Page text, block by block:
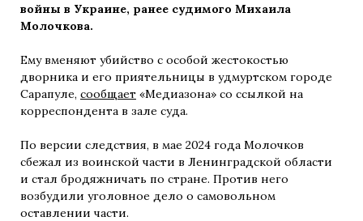
войны в Украине, ранее судимого Михаила
Молочкова.
Ему вменяют убийство с особой жестокостью
дворника и его приятельницы в удмуртском городе
Сарапуле, сообщает «Медиазона» со ссылкой на
корреспондента в зале суда.
По версии следствия, в мае 2024 года Молочков
сбежал из воинской части в Ленинградской области
и стал бродяжничать по стране. Против него
возбудили уголовное дело о самовольном
оставлении части.